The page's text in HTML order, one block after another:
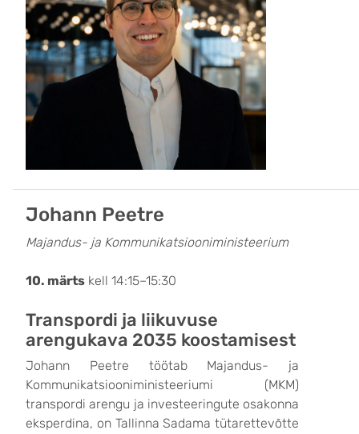
Johann Peetre
Majandus- ja Kommunikatsiooniministeerium
10. märts kell 14:15–15:30
Transpordi ja liikuvuse
arengukava 2035 koostamisest
Johann Peetre töötab Majandus- ja
Kommunikatsiooniministeeriumi (MKM)
transpordi arengu ja investeeringute osakonna
eksperdina, on Tallinna Sadama tütarettevõtte